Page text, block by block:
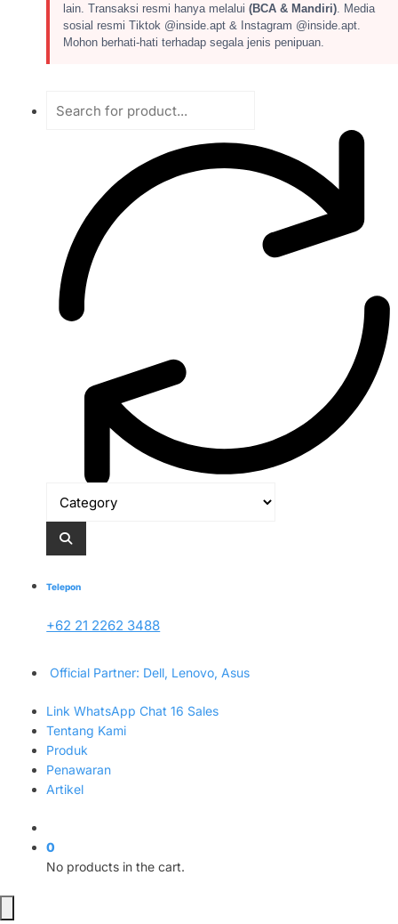
lain. Transaksi resmi hanya melalui(BCA & Mandiri). Media
sosial resmi Tiktok @inside.apt & Instagram @inside.apt.
Mohon berhati-hati terhadap segala jenis penipuan.
Telepon
+62 21 2262 3488
Official Partner: Dell, Lenovo, Asus
Link WhatsApp Chat 16 Sales
Tentang Kami
Produk
Penawaran
Artikel
0
No products in the cart.